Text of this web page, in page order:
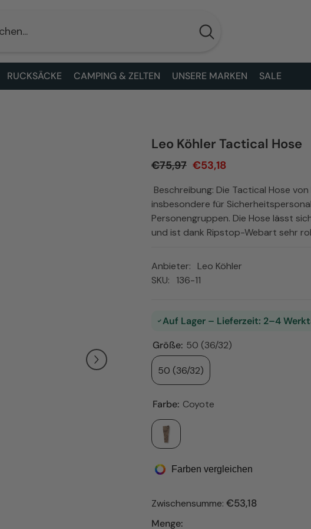
RUCKSÄCKE CAMPING & ZELTEN UNSERE MARKEN SALE
Leo Köhler Tactical Hose
€75,97 €53,18
Beschreibung: Die Tactical Hose
insbesondere für
Personengruppen. Die Hose lässt
und ist dank Ripstop-Webart sehr
Anbieter:
Leo Köhler
SKU:
136-11
Auf Lager – Lieferzeit: 2–4
Größe: 50 (36/32)
50 (36/32)
Farbe: Coyote
Farben vergleichen
Zwischensumme: €53,18
Menge: